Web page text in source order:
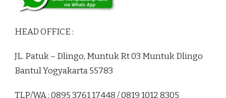
HEAD OFFICE :
JL. Patuk – Dlingo, Muntuk Rt 03 Muntuk Dlingo
Bantul Yogyakarta 55783
TLP/WA : 0895 3761 17448 / 0819 1012 8305